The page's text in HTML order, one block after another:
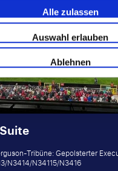
Alle zulassen
Auswahl erlauben
Ablehnen
Tribüne: Gepolsterter
N3414/N34115/N3416